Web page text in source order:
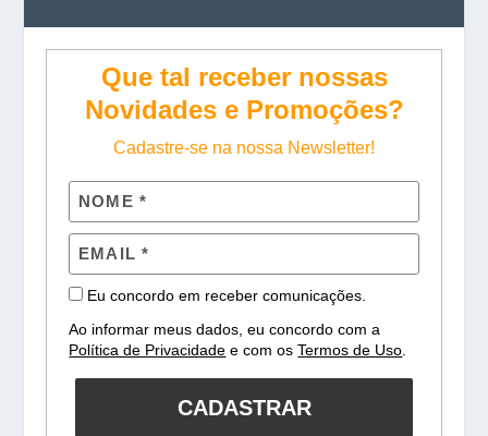
Que tal receber nossas
Novidades e Promoções?
Cadastre-se na nossa Newsletter!
Eu concordo em receber comunicações.
Ao informar meus dados, eu concordo com a
Política de Privacidade e com osTermos de Uso
CADASTRAR